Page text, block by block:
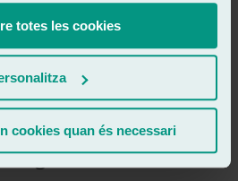
totes les cookies
cookies quan és necessari
Centre Zaragoza, en col·laboració
a Espanya. Obtindràs un certificat
per a tenir els millors materials
equip rep formació contínua per a
el medi ambient!